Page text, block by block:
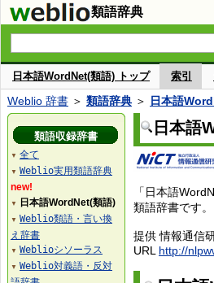
類語辞典
日本語WordNet(類語) トップ 索引
Weblio 辞書 ＞ 類語辞典 ＞ 日本語
日本語
「日本語
類語辞書です。
提供 情報通信
URL http://
類語収録辞書
▼ 全て
▼ Weblio実用類語辞典
new!
▼ 日本語WordNet(類語)
▼ Weblio類語・言い換
え辞書
▼ Weblioシソーラス
▼ Weblio対義語・反対